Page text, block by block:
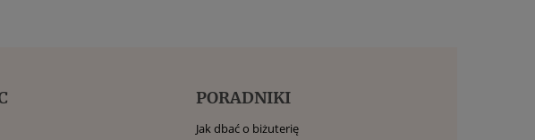
PORADNIKI
Jak dbać o biżuterię